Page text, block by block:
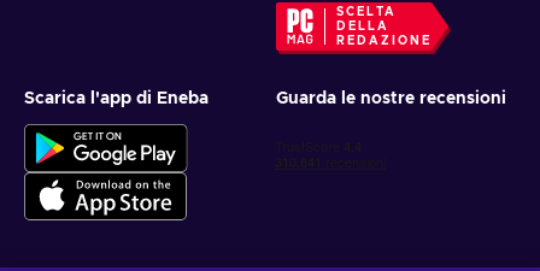
SCELTA
DELLA
REDAZIONE
Scarica l'app di Eneba Guarda le nostre recensioni